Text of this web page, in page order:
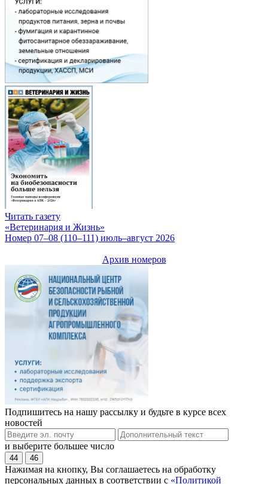
Читать газету
«Ветеринария и Жизнь»
Номер 07–08 (110–111) июль–август 2026
Архив номеров
Подпишитесь на нашу рассылку и будьте в курсе всех
новостей
и выберите большее число
44 46
Нажимая на кнопку, Вы соглашаетесь на обработку
персональных данных в соответствии с «Политикой